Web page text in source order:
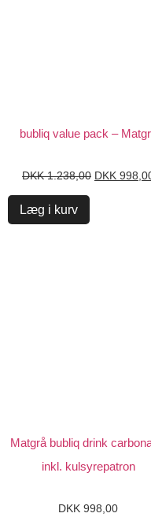
bubliq value pack –
DKK1.238,00 DKK
Læg i kurv
Matgrå bubliq drink
inkl. kulsyrepatron
DKK 998,00